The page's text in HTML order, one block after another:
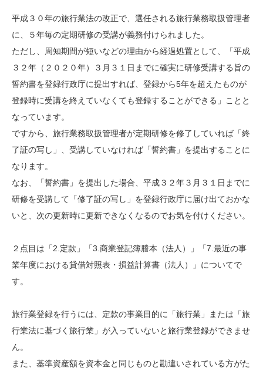
平成３０年の旅行業法の改正で、選任される旅行業務取扱管理者
に、５年毎の定期研修の受講が義務付けられました。
ただし、周知期間が短いなどの理由から経過処置として、「平成
３２年（２０２０年）３月３１日までに確実に研修受講する旨の
誓約書を登録行政庁に提出すれば、登録から5年を超えたものが
登録時に受講を終えていなくても登録することができる」ことと
なっています。
ですから、旅行業務取扱管理者が定期研修を修了していれば「終
了証の写し」、受講していなければ「誓約書」を提出することに
なります。
なお、「誓約書」を提出した場合、平成３２年３月３１日までに
研修を受講して「修了証の写し」を登録行政庁に届け出ておかな
いと、次の更新時に更新できなくなるのでお気を付けください。
２点目は「2.定款」「3.商業登記簿謄本（法人）」「7.最近の事
業年度における貸借対照表・損益計算書（法人）」についてで
す。
旅行業登録を行うには、定款の事業目的に「旅行業」または「旅
行業法に基づく旅行業」が入っていないと旅行業登録ができませ
ん。
また、基準資産額を資本金と同じものと勘違いされている方がた